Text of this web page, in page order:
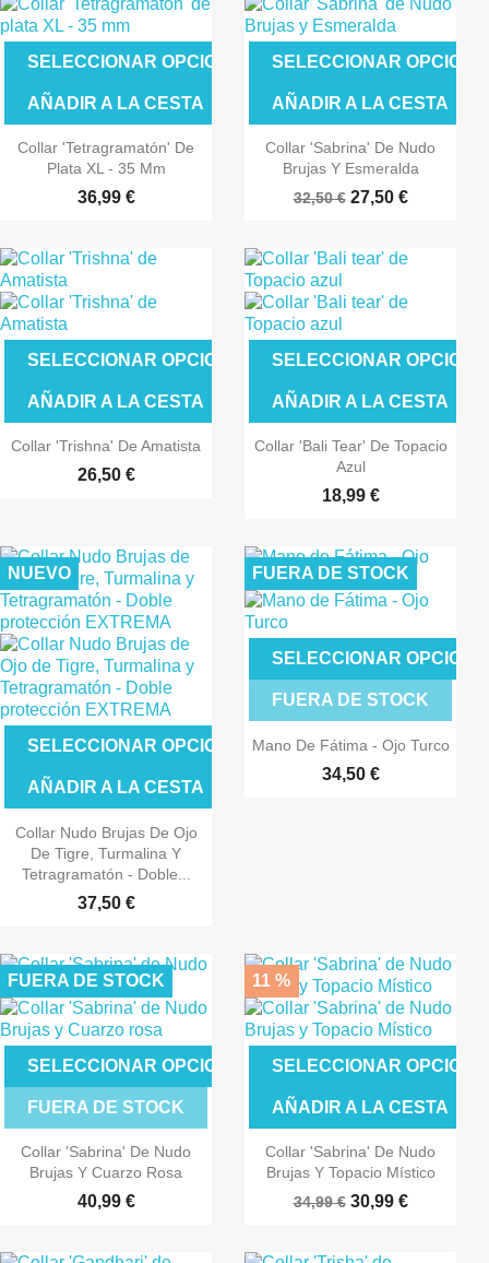
SELECCIONAR OPCIONES
AÑADIR A LA CESTA
Collar 'Tetragramatón' De
Plata XL - 35 Mm
36,99 €
SELECCIONAR
AÑADIR A LA CESTA
Collar 'Sabrina' De Nudo
Brujas Y Esmeralda
32,50 € 27,50 €
SELECCIONAR OPCIONES
AÑADIR A LA CESTA
Collar 'Trishna' De Amatista
26,50 €
SELECCIONAR
AÑADIR A LA CESTA
Collar 'Bali Tear' De Topacio
Azul
18,99 €
SELECCIONAR OPCIONES
AÑADIR A LA CESTA
Collar Nudo Brujas De Ojo
De Tigre, Turmalina Y
Tetragramatón - Doble...
37,50 €
NUEVO
SELECCIONAR
FUERA DE STOCK
Mano De Fátima - Ojo Turco
34,50 €
FUERA DE STOCK
SELECCIONAR OPCIONES
FUERA DE STOCK
Collar 'Sabrina' De Nudo
Brujas Y Cuarzo Rosa
40,99 €
FUERA DE STOCK
SELECCIONAR
AÑADIR A LA CESTA
Collar 'Sabrina' De Nudo
Brujas Y Topacio Místico
34,99 € 30,99 €
11 %